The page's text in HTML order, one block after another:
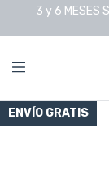
3 y 6 MESES
ENVÍO GRATIS